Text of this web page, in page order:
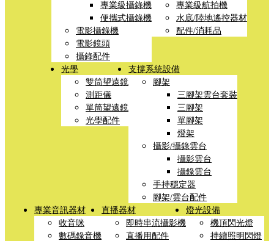
專業級攝錄機
便攜式攝錄機
電影攝錄機
電影鏡頭
攝錄配件
專業級航拍機
水底/陸地遙控器材
配件/消耗品
光學
雙筒望遠鏡
測距儀
單筒望遠鏡
光學配件
支撐系統設備
腳架
三腳架雲台套裝
三腳架
單腳架
燈架
攝影/攝錄雲台
攝影雲台
攝錄雲台
手持穩定器
腳架/雲台配件
專業音訊器材
收音咪
數碼錄音機
直播器材
即時串流攝影機
直播用配件
燈光設備
機頂閃光燈
持續照明閃燈